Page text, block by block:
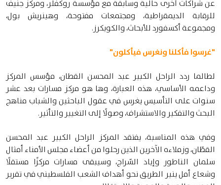
عن شراكات أخرى حالية وسابقة مع مؤسسة روكفلر، ومركز جنيف
للرقابة الديمقراطية، ومجتمعات مفتوحة، وهينريش بول،
ومجموعة أكسفورد للأبحاث، والكويكرز.
"غرسوا فأكلنا ونغرس فيأكلون"
لطالما ردد الراحل الكبير عبد المحسن القطان، مؤسس المركز
وداعمه الأساسي، هذه العبارة، وها هو مركز مسارات بعد عشر
سنوات على التأسيس يغرس في عقول الباحثين والشباب مناهج
البحث والتفكير والاستشراف، وصولًا إلى التغيير والتأثير.
وفي هذه المناسبة، يفتقد المركز الراحل الكبير عبد المحسن
القطّان، وزملاءه الآخرين الذين رحلوا من أعضاء مجلس الأمناء أمثال
سلمان الناطور وإياد السّراج، وسيبقى مسارات مركزًا مستقلًا
وشعاع أمل ينير الطريق نحو أهداف الشعب الفلسطيني في تقرير